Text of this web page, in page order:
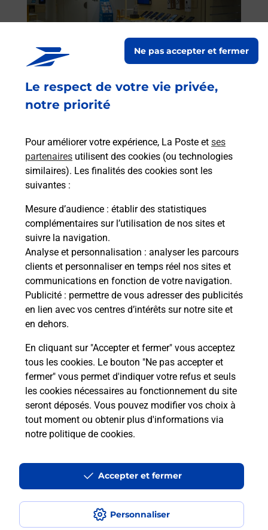
Le respect de votre vie privée,
notre priorité
Pour améliorer votre expérience, La Poste et ses
partenaires utilisent des cookies (ou technologies
similaires). Les finalités des cookies sont les
suivantes :
Mesure d’audience : établir des statistiques
complémentaires sur l’utilisation de nos sites et
suivre la navigation.
Analyse et personnalisation : analyser les parcours
clients et personnaliser en temps réel nos sites et
communications en fonction de votre navigation.
Publicité : permettre de vous adresser des publicités
en lien avec vos centres d’intérêts sur notre site et
en dehors.
En cliquant sur "Accepter et fermer" vous acceptez
tous les cookies. Le bouton "Ne pas accepter et
fermer" vous permet d'indiquer votre refus et seuls
les cookies nécessaires au fonctionnement du site
seront déposés. Vous pouvez modifier vos choix à
tout moment ou obtenir plus d'informations via
notre politique de cookies.
Personnaliser
Ne pas accepter et fermer
Accepter et fermer
Acheter un iPhone neuf ou reconditionné
Vous recherchez un smartphone pas cher proche
téléphones iPhone Apple dans vos bureaux de
Poste à GER (50850) !
En savoir plus
de
Questions fréquemment posées
Comment retourner un colis acheté
en ligne depuis votre boîte aux lettres
?
Comment envoyer un colis ou faire un
retour chez un e-commerçant sans se
déplacer ?
Envoyer un petit colis au meilleur
prix ?
Localiser Liste Manche GER GER Envoi de colis